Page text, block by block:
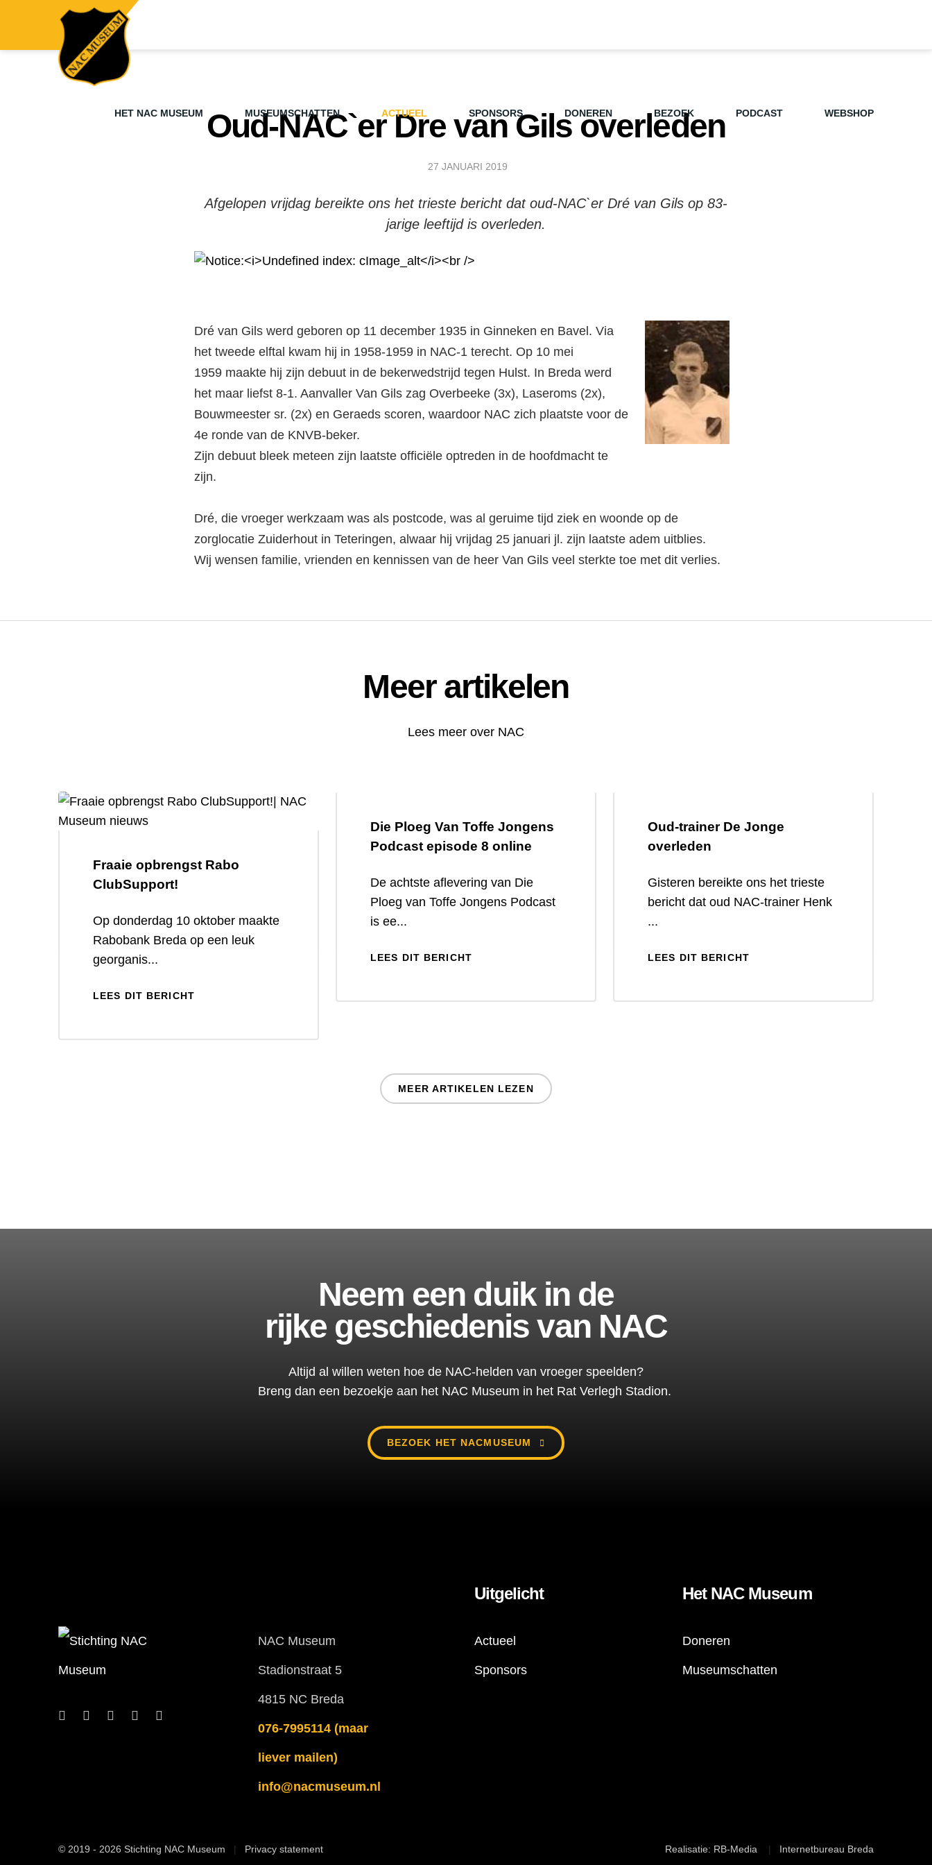
HET NAC MUSEUM MUSEUMSCHATTEN ACTUEEL SPONSORS DONEREN BEZOEK PODCAST WEBSHOP
Oud-NAC`er Dre van Gils overleden
27 JANUARI 2019
Afgelopen vrijdag bereikte ons het trieste bericht dat oud-NAC`er Dré van Gils op 83-
jarige leeftijd is overleden.
Dré van Gils werd geboren op 11 december 1935 in Ginneken en Bavel. Via
het tweede elftal kwam hij in 1958-1959 in NAC-1 terecht. Op 10 mei
1959 maakte hij zijn debuut in de bekerwedstrijd tegen Hulst. In Breda werd
het maar liefst 8-1. Aanvaller Van Gils zag Overbeeke (3x), Laseroms (2x),
Bouwmeester sr. (2x) en Geraeds scoren, waardoor NAC zich plaatste voor de
4e ronde van de KNVB-beker.
Zijn debuut bleek meteen zijn laatste officiële optreden in de hoofdmacht te
zijn.
Dré, die vroeger werkzaam was als postcode, was al geruime tijd ziek en woonde op de
zorglocatie Zuiderhout in Teteringen, alwaar hij vrijdag 25 januari jl. zijn laatste adem uitblies.
Wij wensen familie, vrienden en kennissen van de heer Van Gils veel sterkte toe met dit verlies.
Meer artikelen
Lees meer over NAC
Fraaie opbrengst Rabo
ClubSupport!
Op donderdag 10 oktober maakte
Rabobank Breda op een leuk
georganis...
LEES DIT BERICHT
Die Ploeg Van Toffe Jongens
Podcast episode 8 online
De achtste aflevering van Die
Ploeg van Toffe Jongens Podcast
is ee...
LEES DIT BERICHT
Oud-trainer De Jonge
overleden
Gisteren bereikte ons het trieste
bericht dat oud NAC-trainer Henk
...
LEES DIT BERICHT
MEER ARTIKELEN LEZEN
Neem een duik in de
rijke geschiedenis van NAC
Altijd al willen weten hoe de NAC-helden van vroeger speelden?
Breng dan een bezoekje aan het NAC Museum in het Rat Verlegh Stadion.
BEZOEK HET NACMUSEUM
NAC Museum
Stadionstraat 5
4815 NC Breda
076-7995114 (maar
liever mailen)
info@nacmuseum.nl
Uitgelicht
Actueel
Sponsors
Het NAC Museum
Doneren
Museumschatten
© 2019 - 2026 Stichting NAC Museum Privacy statement Realisatie: RB-Media Internetbureau Breda